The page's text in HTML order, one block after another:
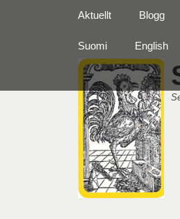
Primär meny
innehåll
Aktuellt Blogg
Suomi English